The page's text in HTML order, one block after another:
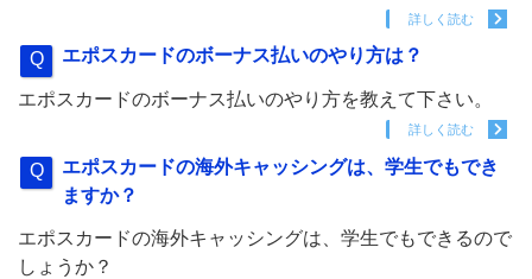
詳しく読む
エポスカードのボーナス払いのやり方は？
エポスカードのボーナス払いのやり方を教えて下さい。
詳しく読む
エポスカードの海外キャッシングは、学生でもでき
ますか？
エポスカードの海外キャッシングは、学生でもできるので
しょうか？